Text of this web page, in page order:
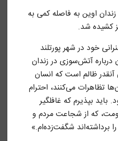
اوین به فاصله کمی به
کشیده شد.
خود در شهر پورتلند
درباره آتش‌سوزی در زندان
ظالم است که انسان
تظاهرات می‌کنند، احترام
بپذیرم که غافلگیر
که از شجاعت مردم و
برداشته‌اند شگفت‌زده‌ام.»